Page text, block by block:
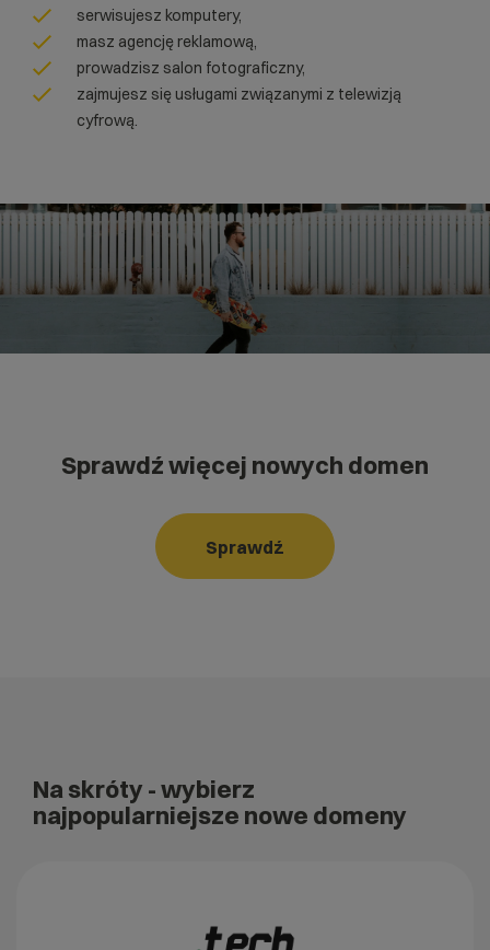
serwisujesz komputery,
masz agencję reklamową,
prowadzisz salon fotograficzny,
zajmujesz się usługami związanymi z telewizją
cyfrową.
Sprawdź więcej nowych domen
Sprawdź
Na skróty - wybierz
najpopularniejsze nowe domeny